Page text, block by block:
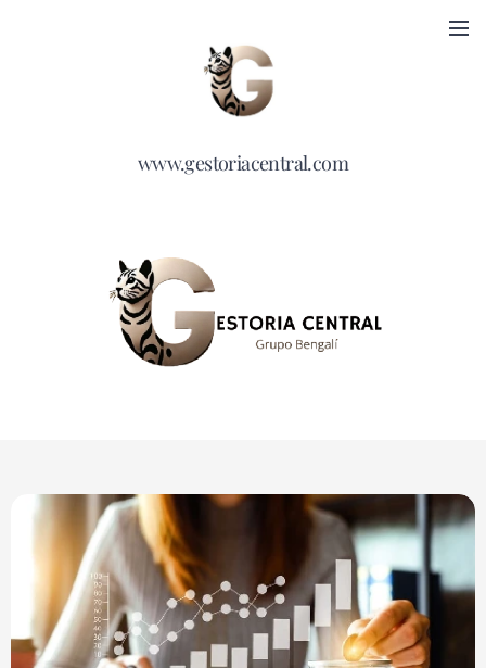
www.gestoriacentral.com